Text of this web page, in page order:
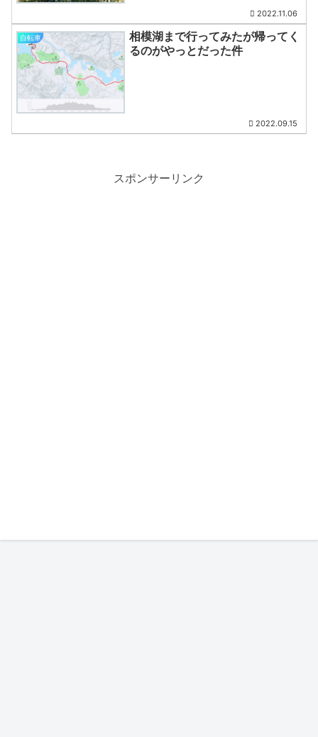
2022.11.06
自転車
相模湖まで行ってみたが帰ってく
るのがやっとだった件
2022.09.15
スポンサーリンク